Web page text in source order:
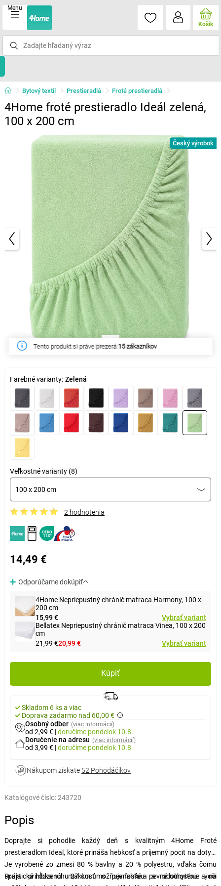
Menu
Košík
Bytový textil Prestieradlá Froté prestieradlá
4Home froté prestieradlo Ideál zelená,
100 x 200 cm
Český výrobok
Tento týždeň zakúpilo56 zákazníkov
Farebné varianty: Zelená
Veľkostné varianty (8)
100 x 200 cm
2 hodnotenia
14,49 €
Odporúčame dokúpiť
4Home Nepriepustný chránič matraca Harmony, 100 x
200 cm
15,99 €
Vybrať variant
Bellatex Nepriepustný chránič matraca Vinea, 100 x 200
cm
21,99 €20,99 € Vybrať variant
Kúpiť
Skladom 6 ks a viac
Doprava zadarmo nad 60,00 €
Osobný odber (viac informácií)
od 2,99 € |doručíme pondelok 10.8.
Doručenie na adresu (viac informácií)
od 3,99 € |doručíme pondelok 10.8.
Nákupom získate 52 Pohodáčikov
Katalógové číslo:243720
Popis
Doprajte si pohodlie každý deň s kvalitným 4Home Froté
prestieradlom Ideal, ktoré prináša hebkosť a príjemný pocit na dotyk.
Je vyrobené zo zmesi 80 % bavlny a 20 % polyestru, vďaka čomu
spája prirodzenú mäkkosť s pevnosťou a odolnosťou voči
Praktická hĺbka rohu 27 cm umožňuje ľahké a pevné uchytenie aj na